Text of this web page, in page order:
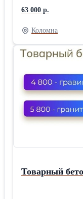
промерзания и грунтовых
проверенное
именно он? ✅ Надежность. Выполнен из качественного
полипропилена. Он
дополнительной
Конструкция
в скважину. Ваша
Внутри
теперь можно в
Долговечность.
лет. Поставили и забыли. «Титан П-
инвестиция в
узнать стоимость
комментариях или
63 000 р.
Коломна
Товарный